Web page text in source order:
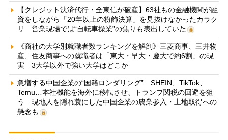
【クレジット決済代行・全東信が破産】63社もの金融機関が融
資をしながら「20年以上の粉飾決算」を見抜けなかったカラク
リ 営業現場では“自転車操業”の焦りも表出していた
《商社の大学別就職者数ランキングを解剖》三菱商事、三井物
産、住友商事への就職者は「東大・早大・慶大で約6割」の現
実 3大学以外で強い大学はどこか
急増する中国企業の“国籍ロンダリング” SHEIN、TikTok、
Temu…本社機能を海外に移転させ、トランプ関税の回避を狙
う 現地人を隠れ蓑にした中国企業の農業参入・土地取得への
懸念も